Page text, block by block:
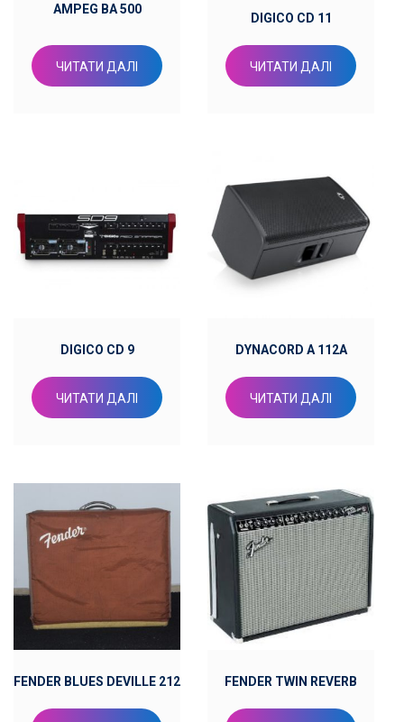
AMPEG BA 500
ЧИТАТИ ДАЛІ
DIGICO CD 11
ЧИТАТИ ДАЛІ
DIGICO CD 9
ЧИТАТИ ДАЛІ
DYNACORD A 112A
ЧИТАТИ ДАЛІ
FENDER BLUES DEVILLE 212 FENDER TWIN REVERB